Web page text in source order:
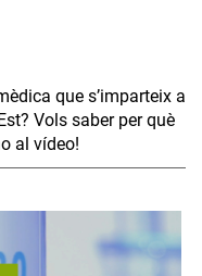
que s’imparteix a
Vols saber per què
al vídeo!